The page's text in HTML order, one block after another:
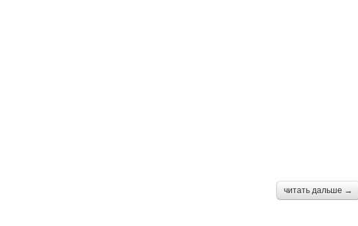
читать дальше →